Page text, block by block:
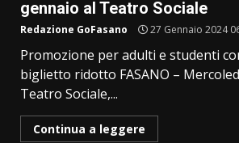
gennaio al Teatro Sociale
Redazione GoFasano 27 Gennaio 2024
Promozione per adulti e studenti
biglietto ridotto FASANO –
Teatro Sociale,...
Continua a leggere